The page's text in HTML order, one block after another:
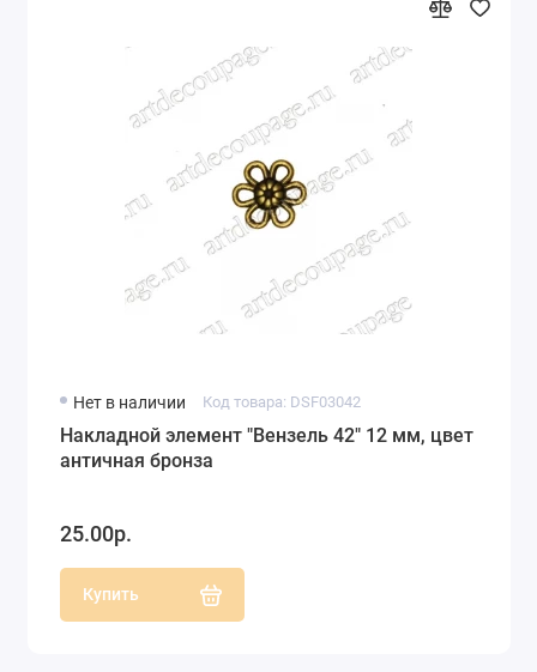
Нет в наличии Код товара: DSF03042
Накладной элемент "Вензель 42" 12 мм, цвет
античная бронза
25.00р.
Купить